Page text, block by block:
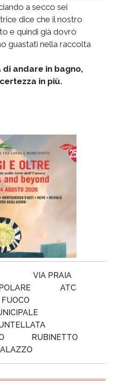
a secco sei
dice che il nostro
e quindi già dovrò
guastati nella raccolta
andare in bagno,
in più.
VIA PRAIA
ATC
RUBINETTO